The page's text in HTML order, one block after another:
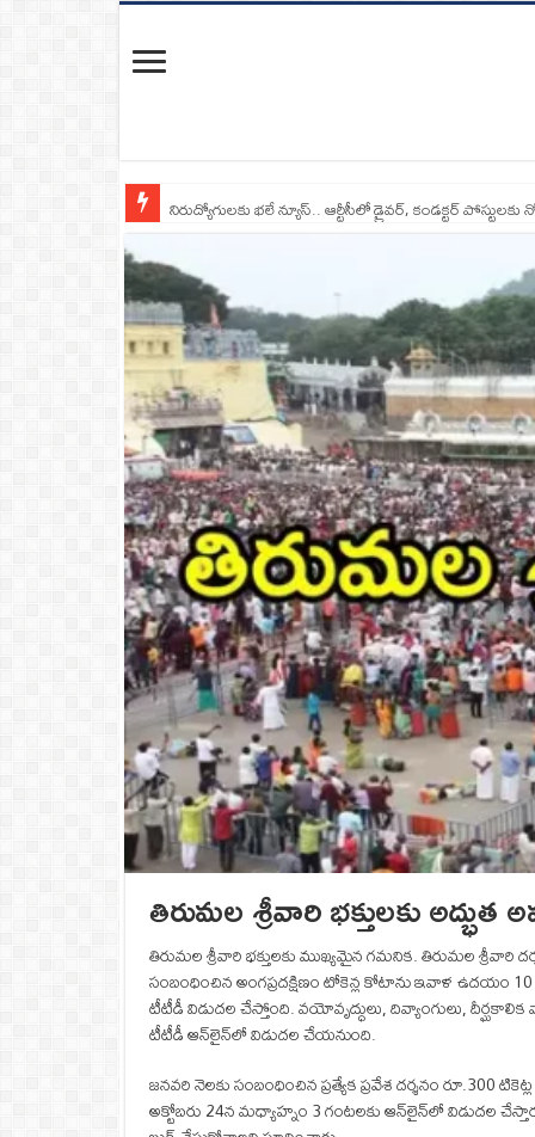
నిరుద్యోగులకు భలే న్యూస్.. ఆర్టీసీలో డ్రైవర్, కండక్టర్‌
తిరుమల శ్రీవారి భక్తులకు
తిరుమల శ్రీవారి భక్తులకు ముఖ్యమైన గమనిక. తిరుమ‌ల
సంబంధించిన అంగప్రదక్షిణం టోకెన్ల కోటాను ఇవాళ ఉదయం
టీటీడీ విడుదల చేస్తోంది. వ‌యోవృద్ధులు, దివ్యాంగులు,
టీటీడీ ఆన్‌లైన్‌లో విడుద‌ల చేయ‌నుంది.
జనవరి నెల‌కు సంబంధించిన ప్రత్యేక ప్రవేశ దర్శనం
అక్టోబరు 24న మధ్యాహ్నం 3 గంటలకు ఆన్‌లైన్‌లో విడుదల